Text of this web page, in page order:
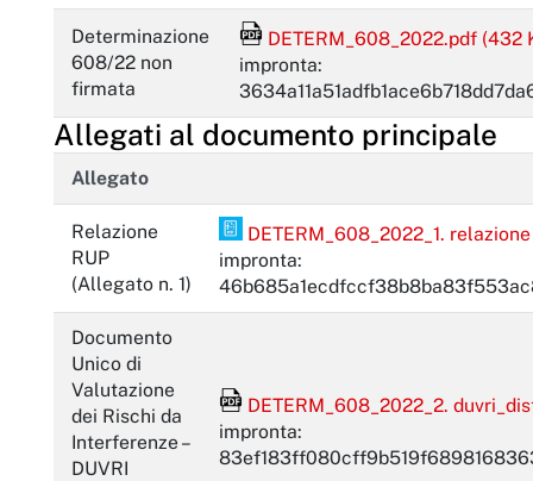
Determinazione
608/22 non
firmata
File Acrobat Reader
DETERM_608_2022.pdf (432
impronta:
Allegati al documento principale
Allegato
Relazione
RUP
(Allegato n. 1)
PDF Pades
DETERM_608_2022_1.
impronta:
Documento
Unico di
Valutazione
dei Rischi da
Interferenze –
DUVRI
File Acrobat Reader
DETERM_608_2022_2.
impronta: